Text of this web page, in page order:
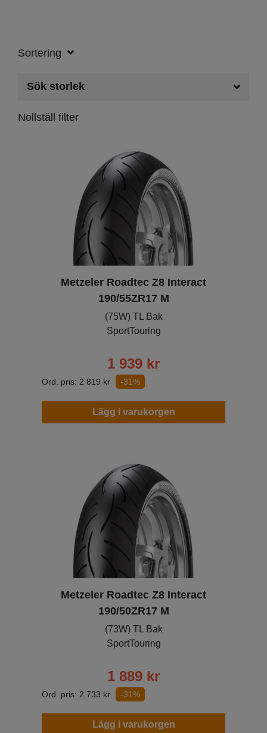
Sortering
Sök storlek
Nollställ filter
Metzeler Roadtec Z8 Interact
190/55ZR17 M
(75W) TL Bak
SportTouring
1 939 kr
Ord. pris: 2 819 kr -31%
Lägg i varukorgen
Metzeler Roadtec Z8 Interact
190/50ZR17 M
(73W) TL Bak
SportTouring
1 889 kr
Ord. pris: 2 733 kr -31%
Lägg i varukorgen